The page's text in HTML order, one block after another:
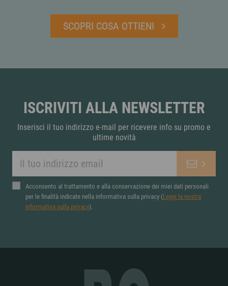
SCOPRI COSA OTTIENI
ISCRIVITI ALLA NEWSLETTER
Inserisci il tuo indirizzo e-mail per ricevere info su promo e
ultime novità
Acconsento al trattamento e alla conservazione dei miei dati personali
per le finalità indicate nella informativa sulla privacy (Leggi la nostra
informativa sulla privacy).